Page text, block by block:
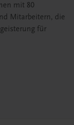
mit 80
Mitarbeitern, die
für